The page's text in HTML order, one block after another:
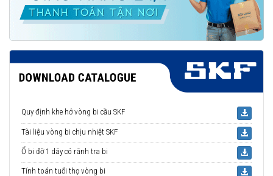
Quy định khe hở vòng bi cầu SKF
Tài liệu vòng bi chịu nhiệt SKF
Ổ bi đỡ 1 dãy có rãnh tra bi
Tính toán tuổi thọ vòng bi